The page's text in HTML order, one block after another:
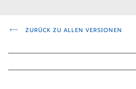
ZURÜCK ZU ALLEN VERSIONEN